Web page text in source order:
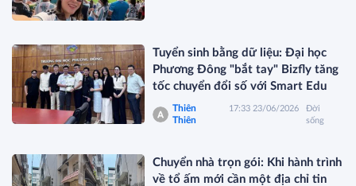
Tuyển sinh bằng dữ liệu: Đại học
Phương Đông "bắt tay" Bizfly tăng
tốc chuyển đổi số với Smart Edu
Thiên
Thiên
17:33 23/06/2026
Đời
sống
Chuyển nhà trọn gói: Khi hành trình
về tổ ấm mới cần một địa chỉ tin